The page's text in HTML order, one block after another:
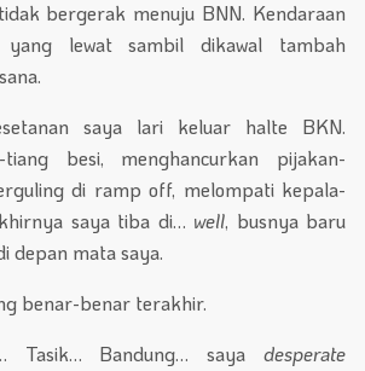
bergerak menuju BNN. Kendaraan
yang lewat sambil dikawal tambah
saya lari keluar halte BKN.
tiang besi, menghancurkan pijakan-
di ramp off, melompati kepala-
saya tiba di… well, busnya baru
depan mata saya.
benar-benar terakhir.
Tasik… Bandung… saya desperate